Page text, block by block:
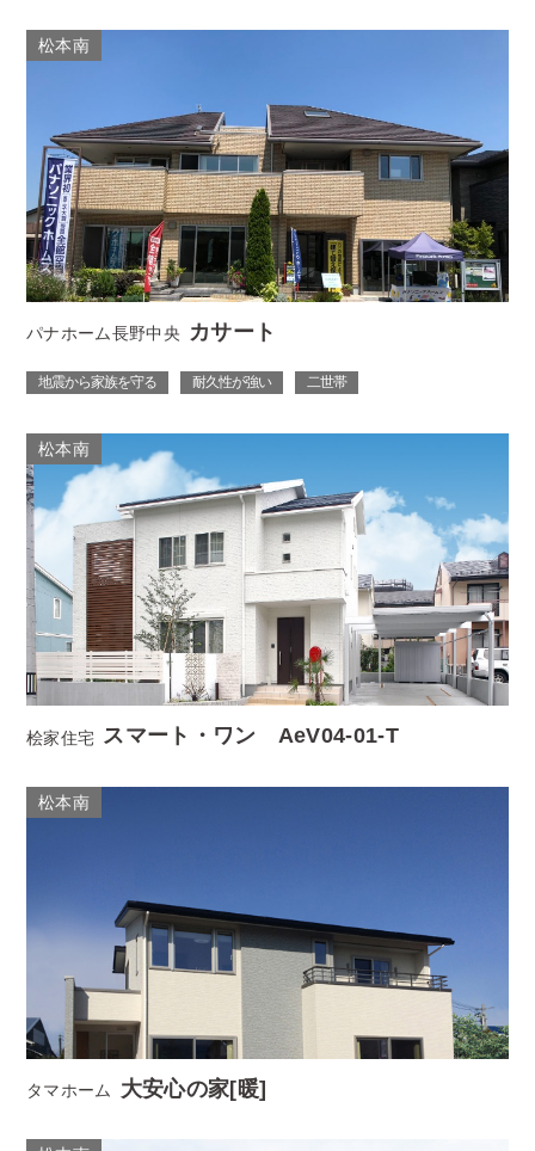
松本南
パナホーム長野中央 カサート
地震から家族を守る 耐久性が強い 二世帯
松本南
桧家住宅 スマート・ワン AeV04-01-T
松本南
タマホーム 大安心の家[暖]